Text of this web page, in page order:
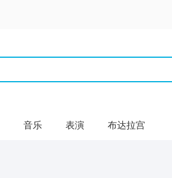
音乐 表演 布达拉宫